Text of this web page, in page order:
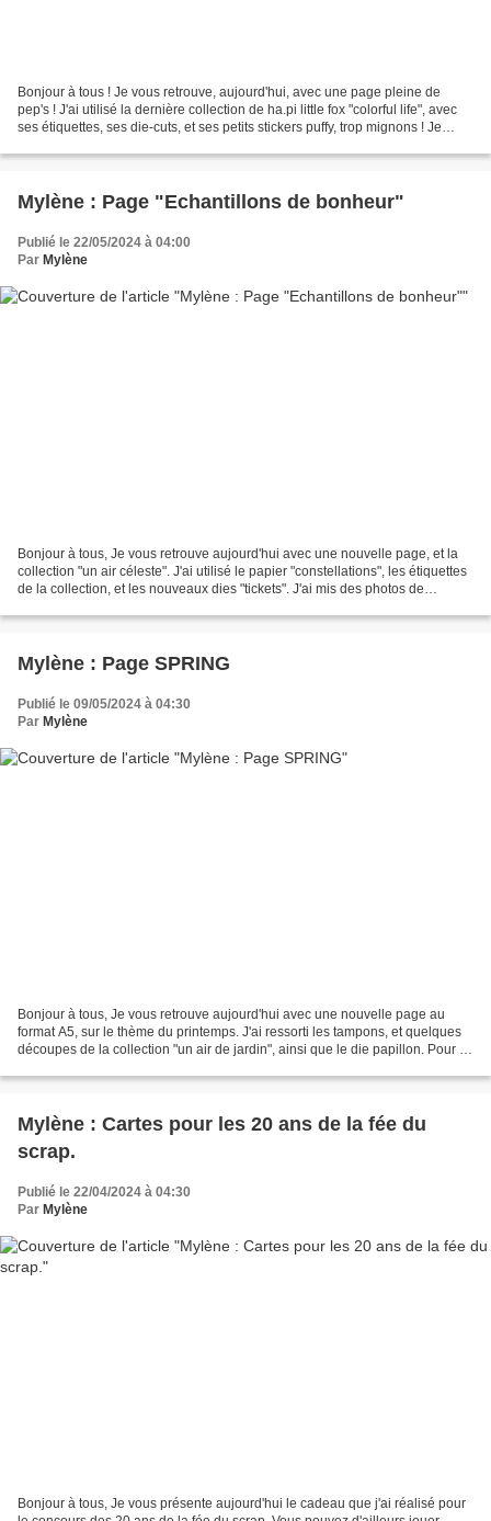
Bonjour à tous ! Je vous retrouve, aujourd'hui, avec une page pleine de
pep's ! J'ai utilisé la dernière collection de ha.pi little fox "colorful life", avec
ses étiquettes, ses die-cuts, et ses petits stickers puffy, trop mignons ! Je
Mylène : Page "Echantillons de bonheur"
Publié le 22/05/2024 à 04:00
Par Mylène
Bonjour à tous, Je vous retrouve aujourd'hui avec une nouvelle page, et la
collection "un air céleste". J'ai utilisé le papier "constellations", les étiquettes
de la collection, et les nouveaux dies "tickets". J'ai mis des photos de
Mylène : Page SPRING
Publié le 09/05/2024 à 04:30
Par Mylène
Bonjour à tous, Je vous retrouve aujourd'hui avec une nouvelle page au
format A5, sur le thème du printemps. J'ai ressorti les tampons, et quelques
découpes de la collection "un air de jardin", ainsi que le die papillon. Pour le
Mylène : Cartes pour les 20 ans de la fée du
scrap.
Publié le 22/04/2024 à 04:30
Par Mylène
Bonjour à tous, Je vous présente aujourd'hui le cadeau que j'ai réalisé pour